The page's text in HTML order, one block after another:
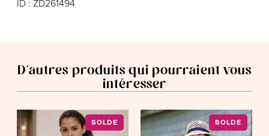
ID : ZD261494
D'autres produits qui pourraient vous
intéresser
SOLDE SOLDE